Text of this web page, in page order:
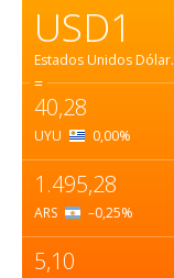
USD1
Estados Unidos Dólar.
=
40,28
UYU 0,00%
1.495,28
ARS –0,25%
5,10